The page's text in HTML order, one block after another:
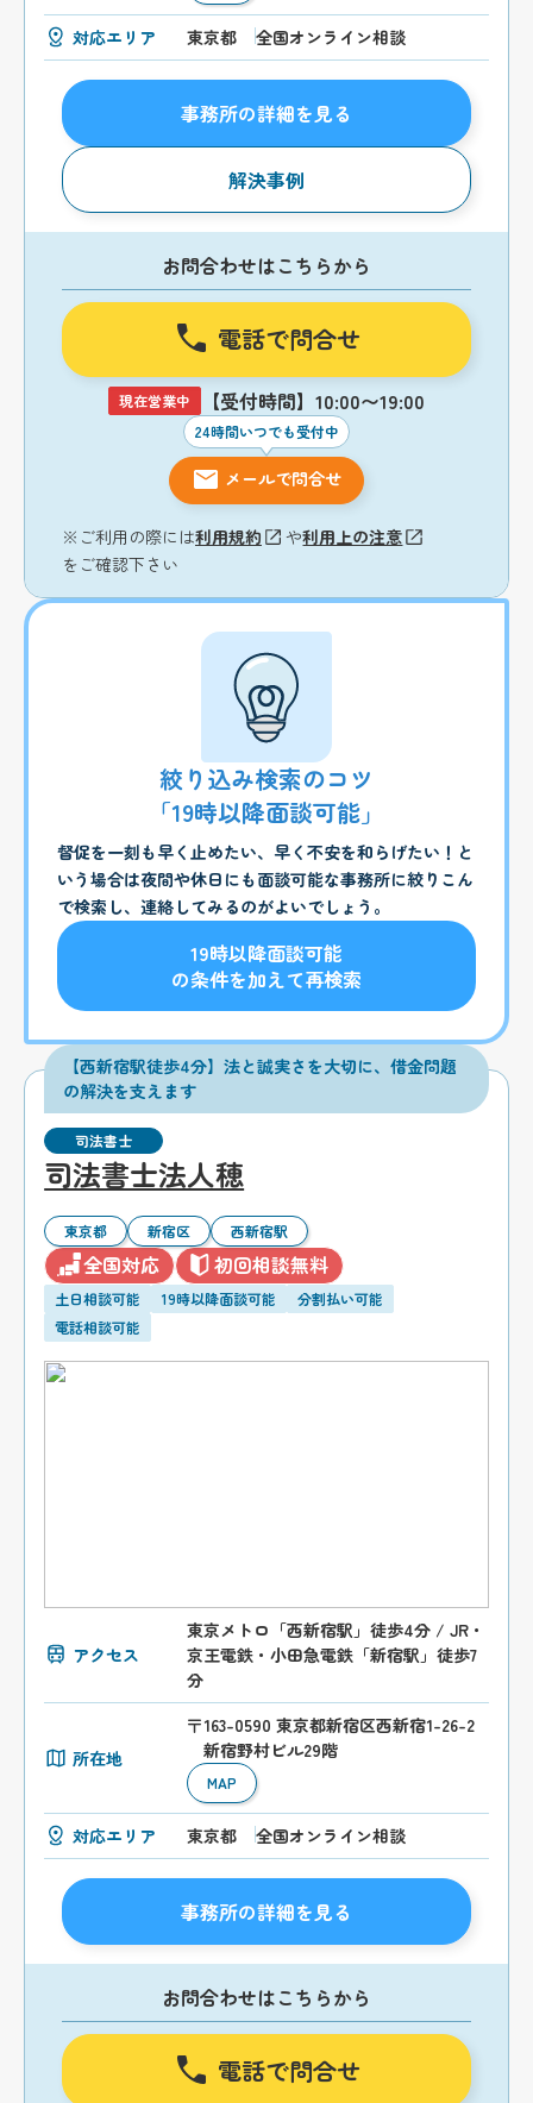
対応エリア 東京都 全国オンライン相談
事務所の詳細を見る
解決事例
お問合わせはこちらから
電話で問合せ
現在営業中 【受付時間】10:00〜19:00
24時間いつでも受付中
メールで問合せ
※ご利用の際には利用規約 や利用上の注意
をご確認下さい
絞り込み検索のコツ
「19時以降面談可能」
督促を一刻も早く止めたい、早く不安を和らげたい！と
いう場合は夜間や休日にも面談可能な事務所に絞りこん
で検索し、連絡してみるのがよいでしょう。
19時以降面談可能
の条件を加えて再検索
【西新宿駅徒歩4分】法と誠実さを大切に、借金問題
の解決を支えます
司法書士
司法書士法人穂
東京都 新宿区 西新宿駅
全国対応 初回相談無料
土日相談可能 19時以降面談可能
分割払い可能
電話相談可能
アクセス
東京メトロ「西新宿駅」徒歩4分 / JR・
京王電鉄・小田急電鉄「新宿駅」徒歩7
分
所在地
〒163-0590 東京都新宿区西新宿1-26-2
新宿野村ビル29階
MAP
対応エリア 東京都 全国オンライン相談
事務所の詳細を見る
お問合わせはこちらから
電話で問合せ